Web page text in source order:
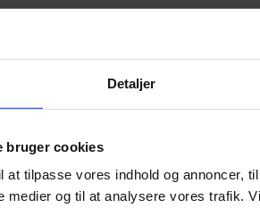
Detaljer
bruger cookies
at tilpasse vores indhold og annoncer,
medier og til at analysere vores trafik.